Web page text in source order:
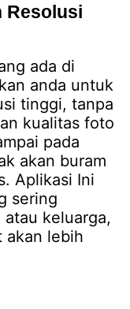
Resolusi
ada di
anda untuk
tinggi, tanpa
kualitas foto
pada
akan buram
Aplikasi Ini
sering
keluarga,
akan lebih